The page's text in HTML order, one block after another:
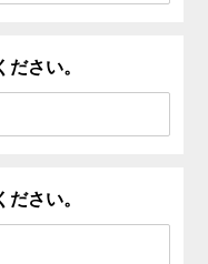
さい。
さい。